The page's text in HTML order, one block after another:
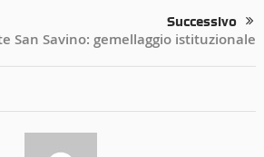
Successivo
San Savino: gemellaggio istituzionale